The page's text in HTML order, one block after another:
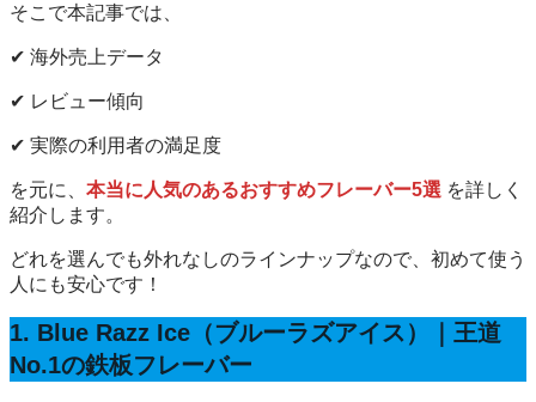
そこで本記事では、
✔ 海外売上データ
✔ レビュー傾向
✔ 実際の利用者の満足度
を元に、 本当に人気のあるおすすめフレーバー5選 を詳しく
紹介します。
どれを選んでも外れなしのラインナップなので、初めて使う
人にも安心です！
1. Blue Razz Ice（ブルーラズアイス）｜王道
No.1の鉄板フレーバー